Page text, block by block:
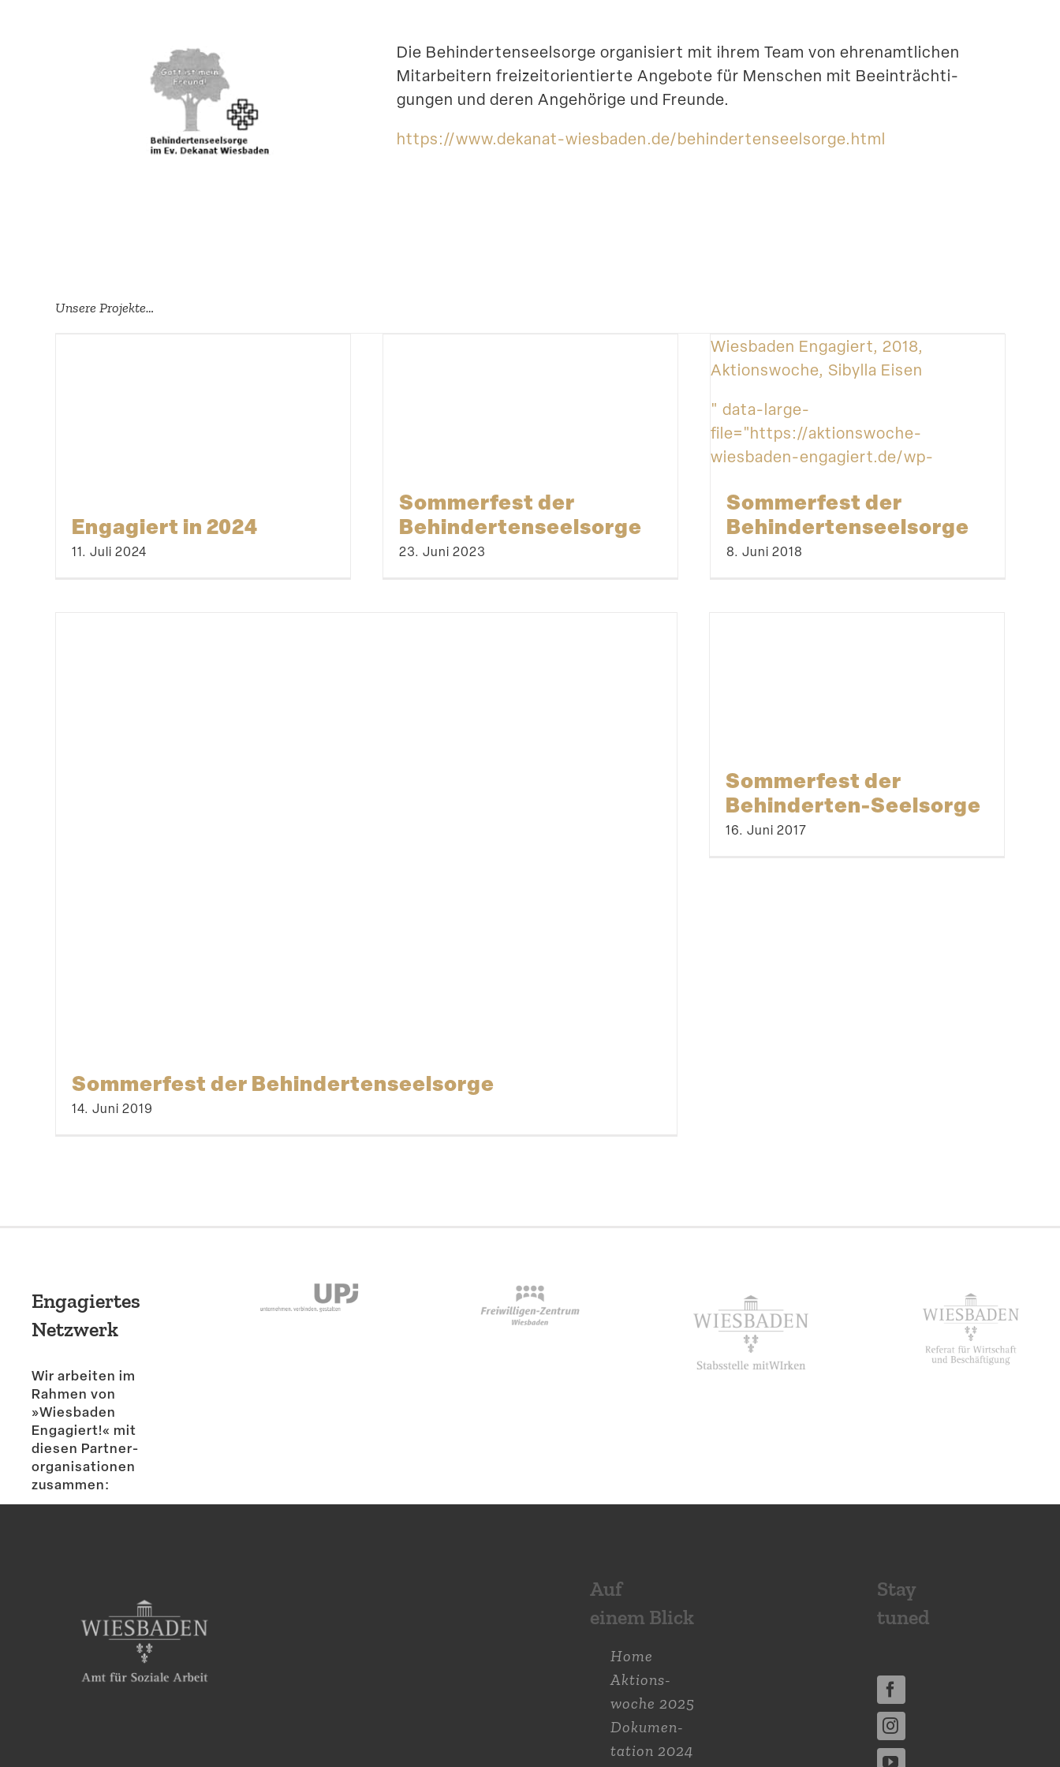
Die Behin­der­ten­seel­sorge organi­siert mit ihrem Team von ehren­amt­lichen
Mitar­beitern freizeit­ori­en­tierte Angebote für Menschen mit Beein­träch­ti­
gungen und deren Angehörige und Freunde.
https://​www​.dekanat​-wiesbaden​.de/​b​e​h​i​n​d​e​r​t​e​n​s​e​e​l​s​o​r​g​e​.html
Unsere Projekte…
Engagiert in 2024
11. Juli 2024
Sommerfest der
Behindertenseelsorge
23. Juni 2023
Sommerfest der Behindertenseelsorge
14. Juni 2019
Wiesbaden Engagiert, 2018,
Aktionswoche, Sibylla Eisen
" data-large-
file="https://aktionswoche-
wiesbaden-engagiert.de/wp-
Sommerfest der
Behindertenseelsorge
8. Juni 2018
Sommerfest der
Behinderten-Seelsorge
16. Juni 2017
Engagiertes
Netzwerk
Wir arbeiten im
Rahmen von
»Wiesbaden
Engagiert!« mit
diesen Partner­
or­ga­ni­sa­tionen
zusammen:
Auf
einem Blick
Home
Aktions­
woche 2025
Dokumen­
tation 2024
Stay
tuned